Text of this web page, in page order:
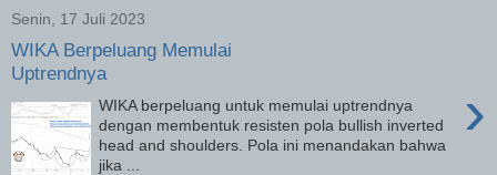
Senin, 17 Juli 2023
WIKA Berpeluang Memulai
Uptrendnya
›
WIKA berpeluang untuk memulai uptrendnya
dengan membentuk resisten pola bullish inverted
head and shoulders. Pola ini menandakan bahwa
jika ...